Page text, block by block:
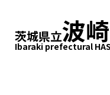
茨城県立波
Ibaraki prefectural